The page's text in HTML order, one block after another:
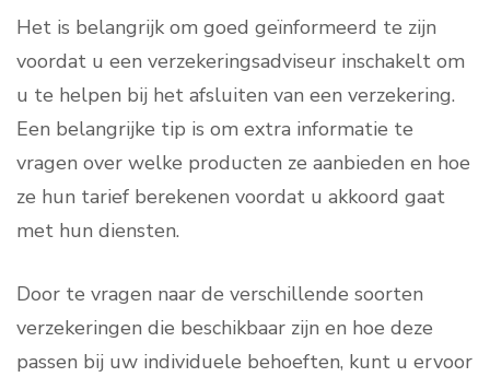
Het is belangrijk om goed geïnformeerd te zijn
voordat u een verzekeringsadviseur inschakelt om
u te helpen bij het afsluiten van een verzekering.
Een belangrijke tip is om extra informatie te
vragen over welke producten ze aanbieden en hoe
ze hun tarief berekenen voordat u akkoord gaat
met hun diensten.
Door te vragen naar de verschillende soorten
verzekeringen die beschikbaar zijn en hoe deze
passen bij uw individuele behoeften, kunt u ervoor